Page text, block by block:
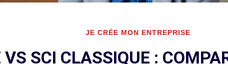
JE CRÉE MON ENTREPRISE
SCI CLASSIQUE :